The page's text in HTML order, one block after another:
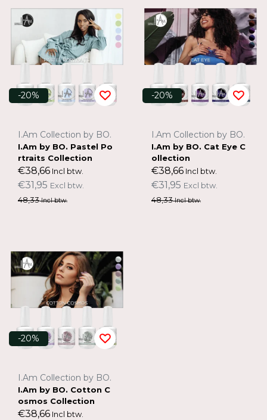
-20%
I.Am Collection by BO.
I.Am by BO. Pastel Po
rtraits Collection
€38,66 Incl btw.
€31,95 Excl btw.
48,33Incl btw.
-20%
I.Am Collection by BO.
I.Am by BO. Cat Eye C
ollection
€38,66 Incl btw.
€31,95 Excl btw.
48,33Incl btw.
-20%
I.Am Collection by BO.
I.Am by BO. Cotton C
osmos Collection
€38,66 Incl btw.